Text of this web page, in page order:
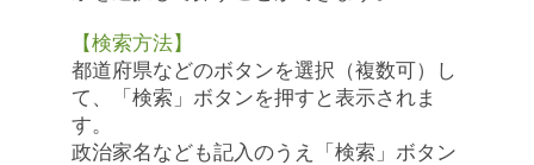
【検索方法】
都道府県などのボタンを選択（複数可）し
て、「検索」ボタンを押すと表示されま
す。
政治家名なども記入のうえ「検索」ボタン